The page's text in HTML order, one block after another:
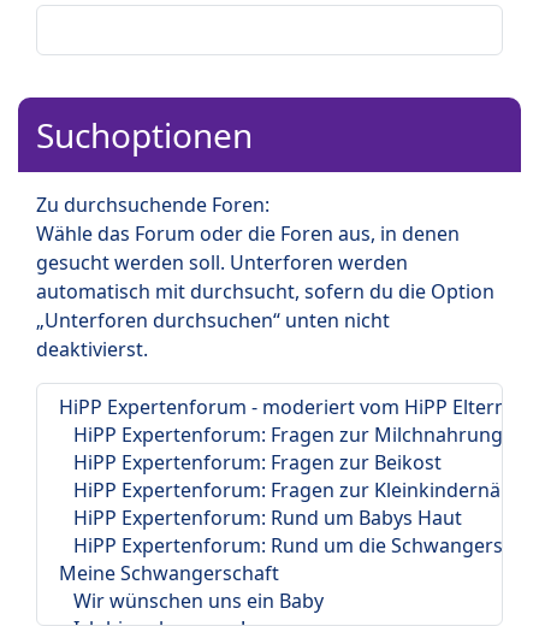
Suchoptionen
Zu durchsuchende Foren:
Wähle das Forum oder die Foren aus, in denen
gesucht werden soll. Unterforen werden
automatisch mit durchsucht, sofern du die Option
„Unterforen durchsuchen“ unten nicht
deaktivierst.